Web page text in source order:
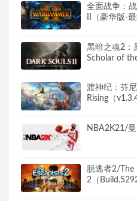
全面战争：
II（豪华版-
黑暗之魂2：
Scholar of
渡神纪：芬
Rising（v1.3.4
NBA2K21/
脱逃者2/The
2（